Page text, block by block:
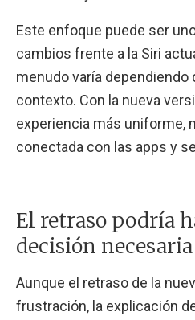
Este enfoque puede ser
cambios frente a la Siri
menudo varía dependiendo
contexto. Con la nueva
experiencia más uniforme,
conectada con las apps y
El retraso podría
decisión necesaria
Aunque el retraso de la
frustración, la explicación